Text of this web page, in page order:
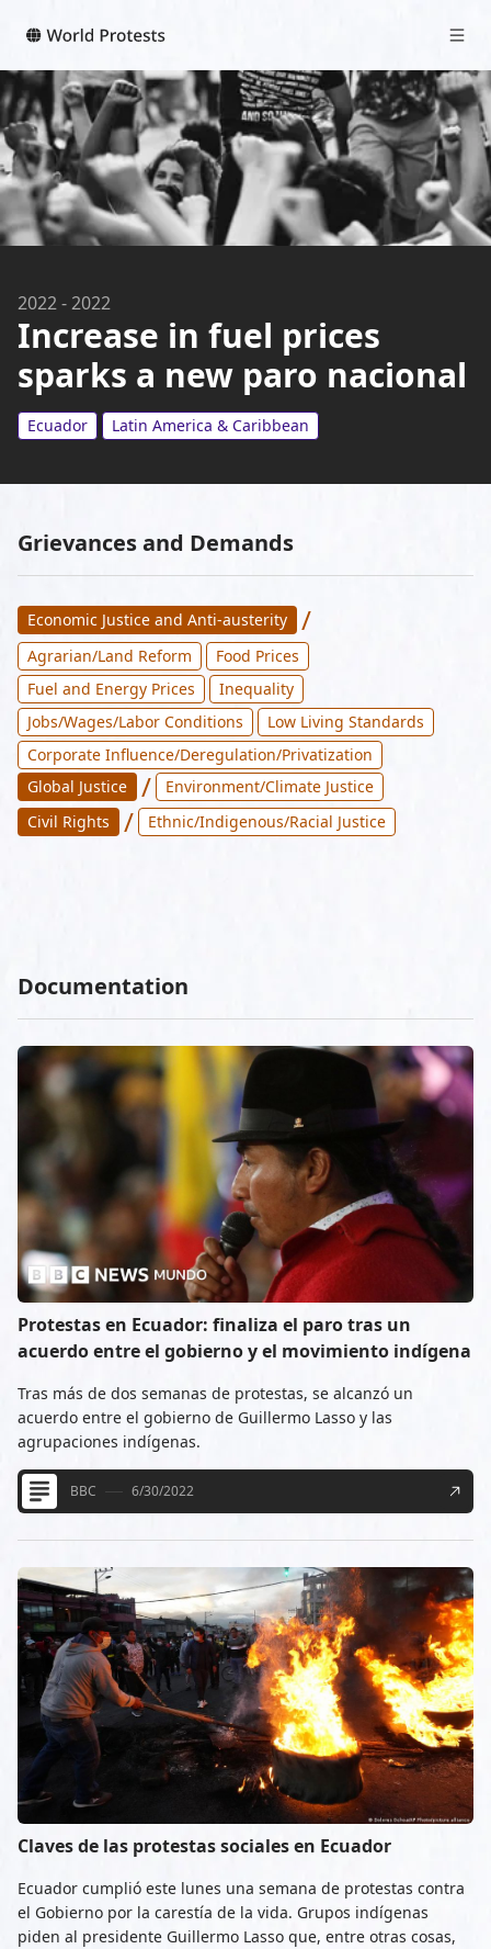
2022-2022
Increase in fuel prices
sparks a new paro nacional
Ecuador Latin America & Caribbean
Grievances and Demands
Economic Justice and Anti-austerity /
Agrarian/Land Reform
Food Prices
Fuel and Energy Prices
Inequality
Jobs/Wages/Labor Conditions
Low Living Standards
Corporate Influence/Deregulation/Privatization
Global Justice
/
Environment/Climate Justice
Civil Rights
/ Ethnic/Indigenous/Racial Justice
Documentation
Protestas en Ecuador: finaliza el paro tras un
acuerdo entre el gobierno y el movimiento indígena
Tras más de dos semanas de protestas, se alcanzó un
acuerdo entre el gobierno de Guillermo Lasso y las
agrupaciones indígenas.
BBC 6/30/2022
Claves de las protestas sociales en Ecuador
Ecuador cumplió este lunes una semana de protestas contra
el Gobierno por la carestía de la vida. Grupos indígenas
piden al presidente Guillermo Lasso que, entre otras cosas,